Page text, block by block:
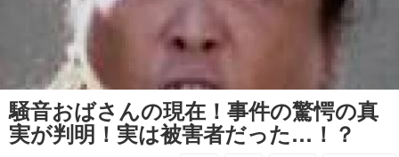
騒音おばさんの現在！事件の驚愕の真
実が判明！実は被害者だった…！？